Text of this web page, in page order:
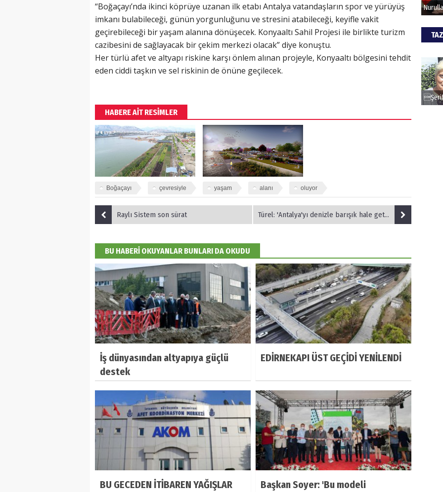
“Boğaçayı’nda ikinci köprüye uzanan ilk etabı Antalya vatandaşların spor ve yürüyüş
imkanı bulabileceği, günün yorgunluğunu ve stresini atabileceği, keyifle vakit
geçirebileceği bir yaşam alanına dönüşecek. Konyaaltı Sahil Projesi ile birlikte turizm
cazibesini de sağlayacak bir çekim merkezi olacak” diye konuştu.
Her türlü afet ve altyapı riskine karşı önlem alınan projeyle, Konyaaltı bölgesini tehdit
eden ciddi taşkın ve sel riskinin de önüne geçilecek.
HABERE AİT RESİMLER
Boğaçayı çevresiyle yaşam alanı oluyor
Raylı Sistem son sürat Türel: 'Antalya'yı denizle barışık hale getirmeye çalışıyoruz'
BU HABERİ OKUYANLAR BUNLARI DA OKUDU
İş dünyasından altyapıya güçlü
destek
EDİRNEKAPI ÜST GEÇİDİ YENİLENDİ
BU GECEDEN İTİBAREN YAĞIŞLAR
Başkan Soyer: 'Bu modeli